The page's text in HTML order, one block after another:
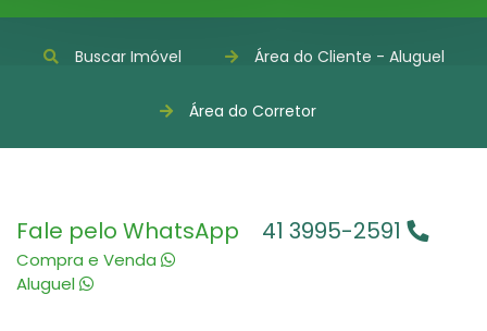
Buscar Imóvel Área do Cliente - Aluguel
Área do Corretor
Fale pelo WhatsApp
Compra e Venda
Aluguel
41 3995-2591